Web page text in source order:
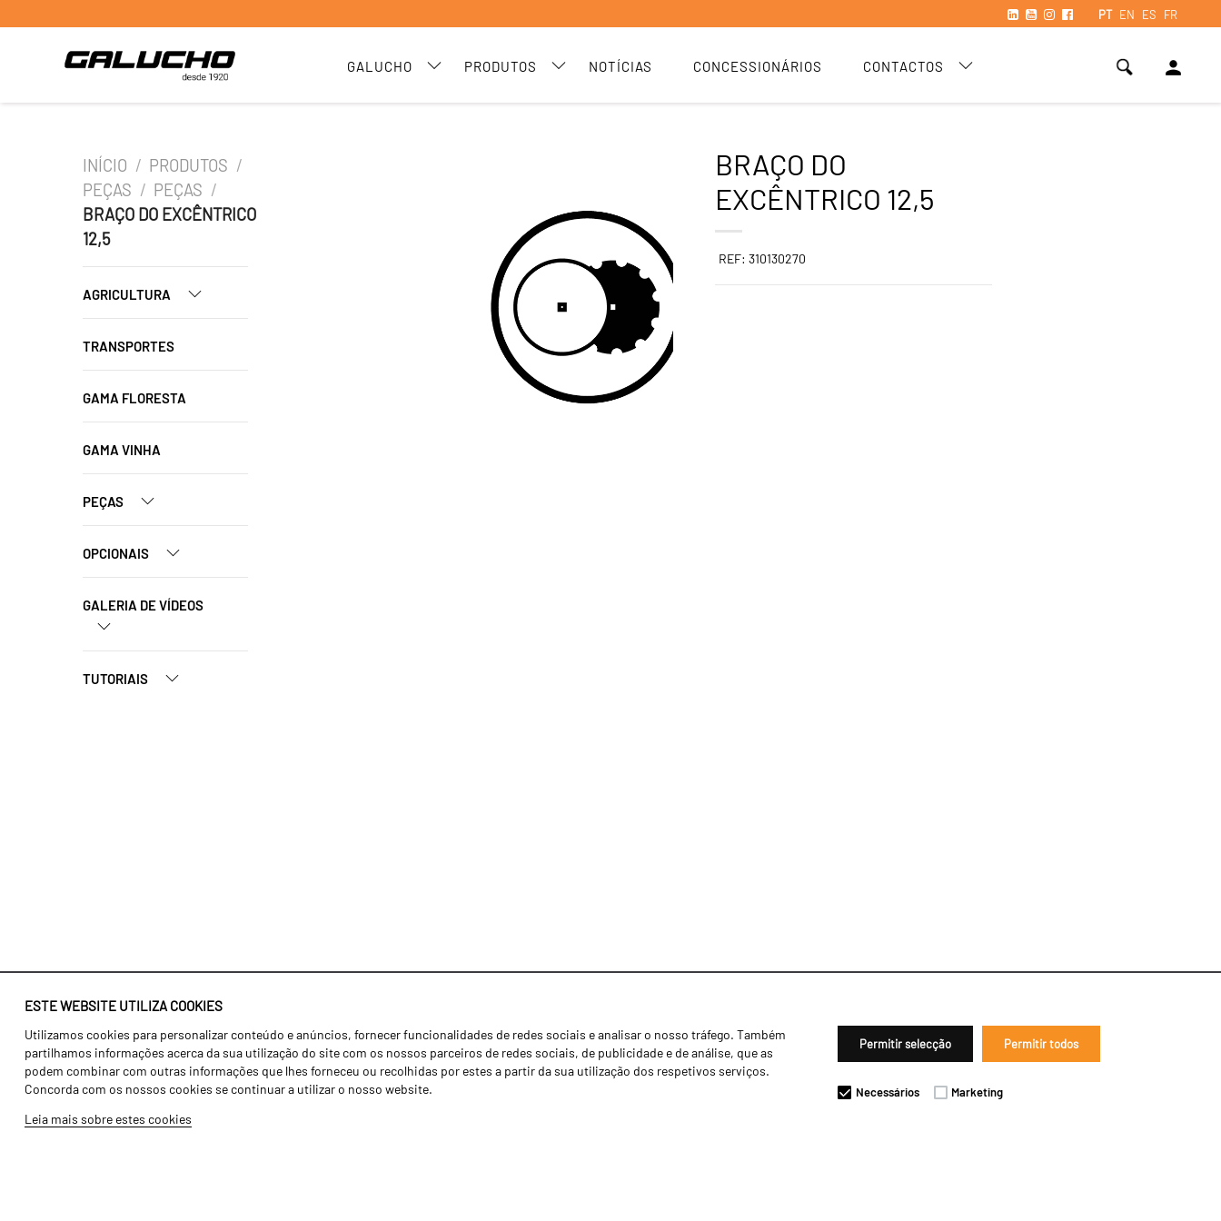
PT EN ES FR
GALUCHO PRODUTOS NOTÍCIAS CONCESSIONÁRIOS CONTACTOS person
ESTE WEBSITE UTILIZA COOKIES
Utilizamos cookies para personalizar conteúdo e anúncios, fornecer funcionalidades de redes sociais e analisar o nosso tráfego. Também
partilhamos informações acerca da sua utilização do site com os nossos parceiros de redes sociais, de publicidade e de análise, que as
podem combinar com outras informações que lhes forneceu ou recolhidas por estes a partir da sua utilização dos respetivos serviços.
Concorda com os nossos cookies se continuar a utilizar o nosso website.
Leia mais sobre estes cookies
Permitir selecção Permitir todos
Necessários Marketing
INÍCIO / PRODUTOS /
PEÇAS / PEÇAS /
BRAÇO DO EXCÊNTRICO
12,5
AGRICULTURA
TRANSPORTES
GAMA FLORESTA
GAMA VINHA
PEÇAS
OPCIONAIS
GALERIA DE VÍDEOS
TUTORIAIS
BRAÇO DO
EXCÊNTRICO 12,5
REF: 310130270
Identidade
História
Fábrica / Produção
Recursos Humanos
Agricultura
Transportes
Gama Floresta
Notícias
Concessionários